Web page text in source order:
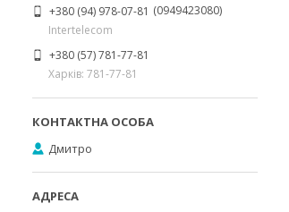
+380 (94) 978-07-81
0949423080
Intertelecom
+380 (57) 781-77-81
Харків: 781-77-81
Дмитро